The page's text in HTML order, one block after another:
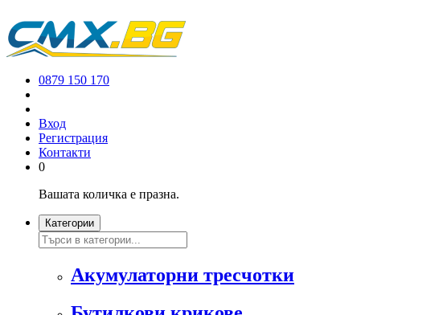
0879 150 170
Вход
Регистрация
Контакти
0
Вашата количка е празна.
Категории
Акумулаторни тресчотки